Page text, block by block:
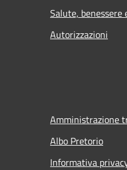
Salute, benessere
Autorizzazioni
Amministrazione
Albo Pretorio
Informativa